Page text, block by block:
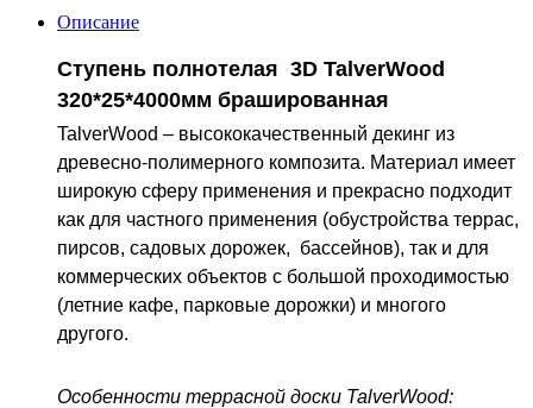
Описание
Ступень полнотелая 3D TalverWood
320*25*4000мм брашированная
TalverWood – высококачественный декинг из
древесно-полимерного композита. Материал имеет
широкую сферу применения и прекрасно подходит
как для частного применения (обустройства террас,
пирсов, садовых дорожек, бассейнов), так и для
коммерческих объектов с большой проходимостью
(летние кафе, парковые дорожки) и многого
другого.
Особенности террасной доски TalverWood: